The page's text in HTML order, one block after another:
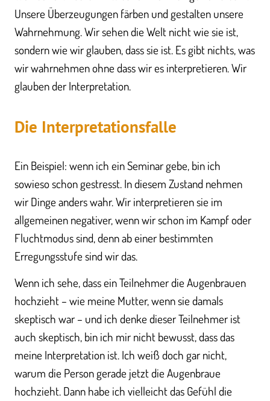
Unsere Überzeugungen färben und gestalten unsere
Wahrnehmung. Wir sehen die Welt nicht wie sie ist,
sondern wie wir glauben, dass sie ist. Es gibt nichts, was
wir wahrnehmen ohne dass wir es interpretieren. Wir
glauben der Interpretation.
Die Interpretationsfalle​
Ein Beispiel: wenn ich ein Seminar gebe, bin ich
sowieso schon gestresst. In diesem Zustand nehmen
wir Dinge anders wahr. Wir interpretieren sie im
allgemeinen negativer, wenn wir schon im Kampf oder
Fluchtmodus sind, denn ab einer bestimmten
Erregungsstufe sind wir das.
Wenn ich sehe, dass ein Teilnehmer die Augenbrauen
hochzieht – wie meine Mutter, wenn sie damals
skeptisch war – und ich denke dieser Teilnehmer ist
auch skeptisch, bin ich mir nicht bewusst, dass das
meine Interpretation ist. Ich weiß doch gar nicht,
warum die Person gerade jetzt die Augenbraue
hochzieht. Dann habe ich vielleicht das Gefühl die